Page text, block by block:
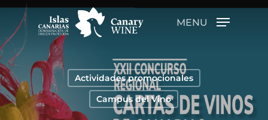
Hit enter to search or ESC to close
MENU
Actividades promocionales
Campus del Vino